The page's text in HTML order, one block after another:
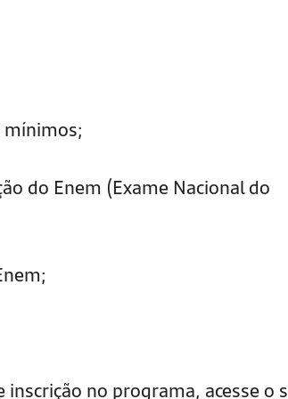
do Enem (Exame Nacional do
no programa, acesse o